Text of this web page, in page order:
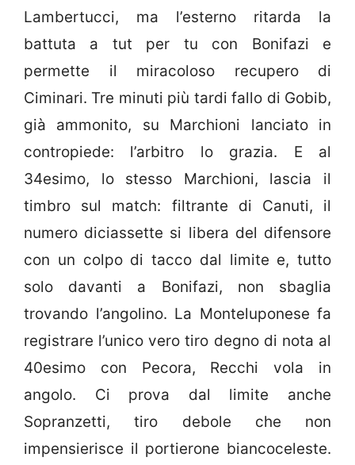
Lambertucci, ma l’esterno ritarda la
battuta a tut per tu con Bonifazi e
permette il miracoloso recupero di
Ciminari. Tre minuti più tardi fallo di Gobib,
già ammonito, su Marchioni lanciato in
contropiede: l’arbitro lo grazia. E al
34esimo, lo stesso Marchioni, lascia il
timbro sul match: filtrante di Canuti, il
numero diciassette si libera del difensore
con un colpo di tacco dal limite e, tutto
solo davanti a Bonifazi, non sbaglia
trovando l’angolino. La Monteluponese fa
registrare l’unico vero tiro degno di nota al
40esimo con Pecora, Recchi vola in
angolo. Ci prova dal limite anche
Sopranzetti, tiro debole che non
impensierisce il portierone biancoceleste.